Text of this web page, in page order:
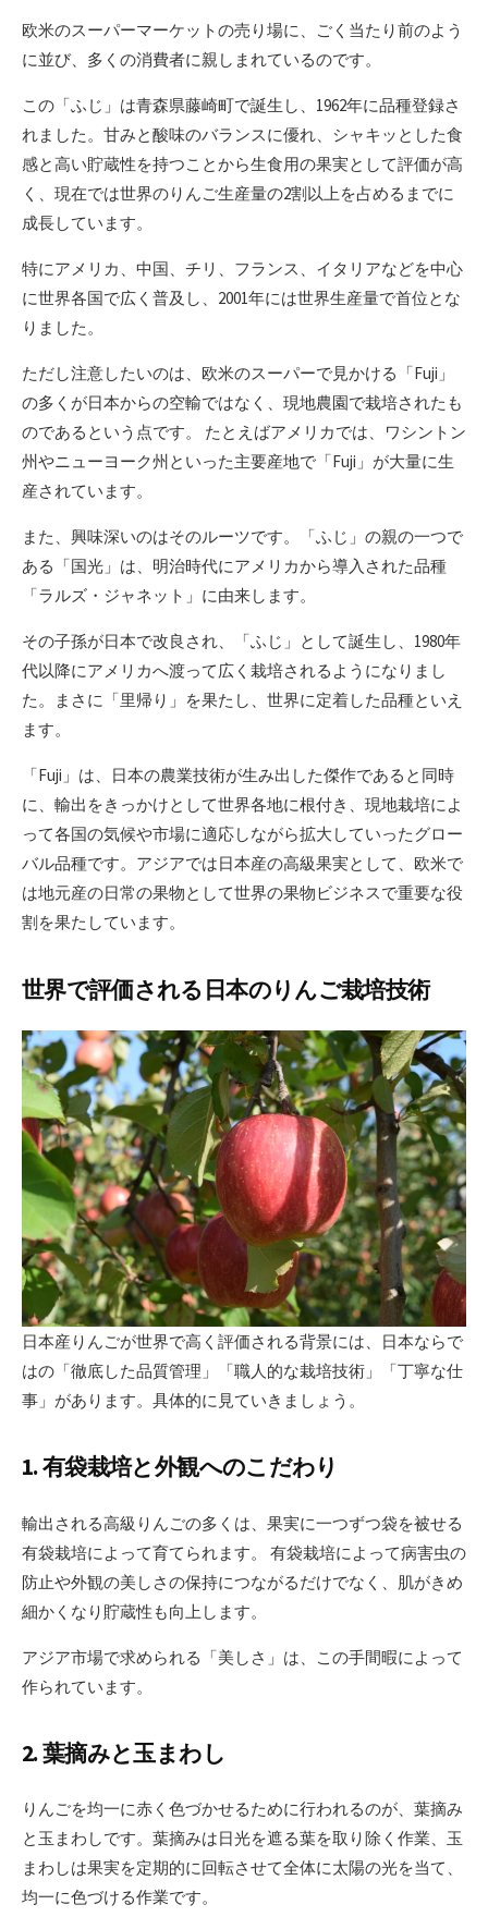
欧米のスーパーマーケットの売り場に、ごく当たり前のよう
に並び、多くの消費者に親しまれているのです。
この「ふじ」は青森県藤崎町で誕生し、1962年に品種登録さ
れました。甘みと酸味のバランスに優れ、シャキッとした食
感と高い貯蔵性を持つことから生食用の果実として評価が高
く、現在では世界のりんご生産量の2割以上を占めるまでに
成長しています。
特にアメリカ、中国、チリ、フランス、イタリアなどを中心
に世界各国で広く普及し、2001年には世界生産量で首位とな
りました。
ただし注意したいのは、欧米のスーパーで見かける「Fuji」
の多くが日本からの空輸ではなく、現地農園で栽培されたも
のであるという点です。 たとえばアメリカでは、ワシントン
州やニューヨーク州といった主要産地で「Fuji」が大量に生
産されています。
また、興味深いのはそのルーツです。「ふじ」の親の一つで
ある「国光」は、明治時代にアメリカから導入された品種
「ラルズ・ジャネット」に由来します。
その子孫が日本で改良され、「ふじ」として誕生し、1980年
代以降にアメリカへ渡って広く栽培されるようになりまし
た。まさに「里帰り」を果たし、世界に定着した品種といえ
ます。
「Fuji」は、日本の農業技術が生み出した傑作であると同時
に、輸出をきっかけとして世界各地に根付き、現地栽培によ
って各国の気候や市場に適応しながら拡大していったグロー
バル品種です。アジアでは日本産の高級果実として、欧米で
は地元産の日常の果物として世界の果物ビジネスで重要な役
割を果たしています。
世界で評価される日本のりんご栽培技術
日本産りんごが世界で高く評価される背景には、日本ならで
はの「徹底した品質管理」「職人的な栽培技術」「丁寧な仕
事」があります。具体的に見ていきましょう。
1. 有袋栽培と外観へのこだわり
輸出される高級りんごの多くは、果実に一つずつ袋を被せる
有袋栽培によって育てられます。 有袋栽培によって病害虫の
防止や外観の美しさの保持につながるだけでなく、肌がきめ
細かくなり貯蔵性も向上します。
アジア市場で求められる「美しさ」は、この手間暇によって
作られています。
2. 葉摘みと玉まわし
りんごを均一に赤く色づかせるために行われるのが、葉摘み
と玉まわしです。葉摘みは日光を遮る葉を取り除く作業、玉
まわしは果実を定期的に回転させて全体に太陽の光を当て、
均一に色づける作業です。